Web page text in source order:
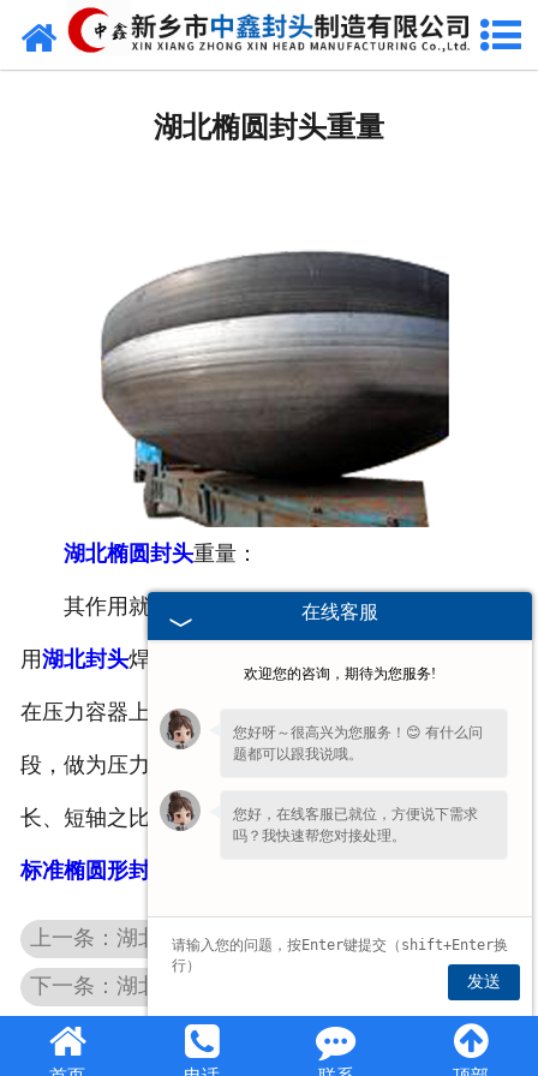
网站首页
湖北球形封头
湖北椎体封头
湖北库存类
湖北热压模具
湖北7000分瓣封头
湖北椭圆封头重量
湖北椭圆封头重量：
其作用就是1.管道到头了，不准备现延伸了，就
用湖北封头焊到管子上，做为一个末端来使用。2.用
在压力容器上，上下各有一个封头，中间是一个直管
段，做为压力容器的罐子用。旋转椭圆球面母线的
长、短轴之比为2.0的椭圆形封头，习惯上称为湖北
标准椭圆形封头
上一条：湖北椭圆型碳钢封头
下一条：湖北椭圆封头标准
在线客服
欢迎您的咨询，期待为您服务!
您好呀～很高兴为您服务！😊 有什么问
题都可以跟我说哦。
您好，在线客服已就位，方便说下需求
吗？我快速帮您对接处理。
发送